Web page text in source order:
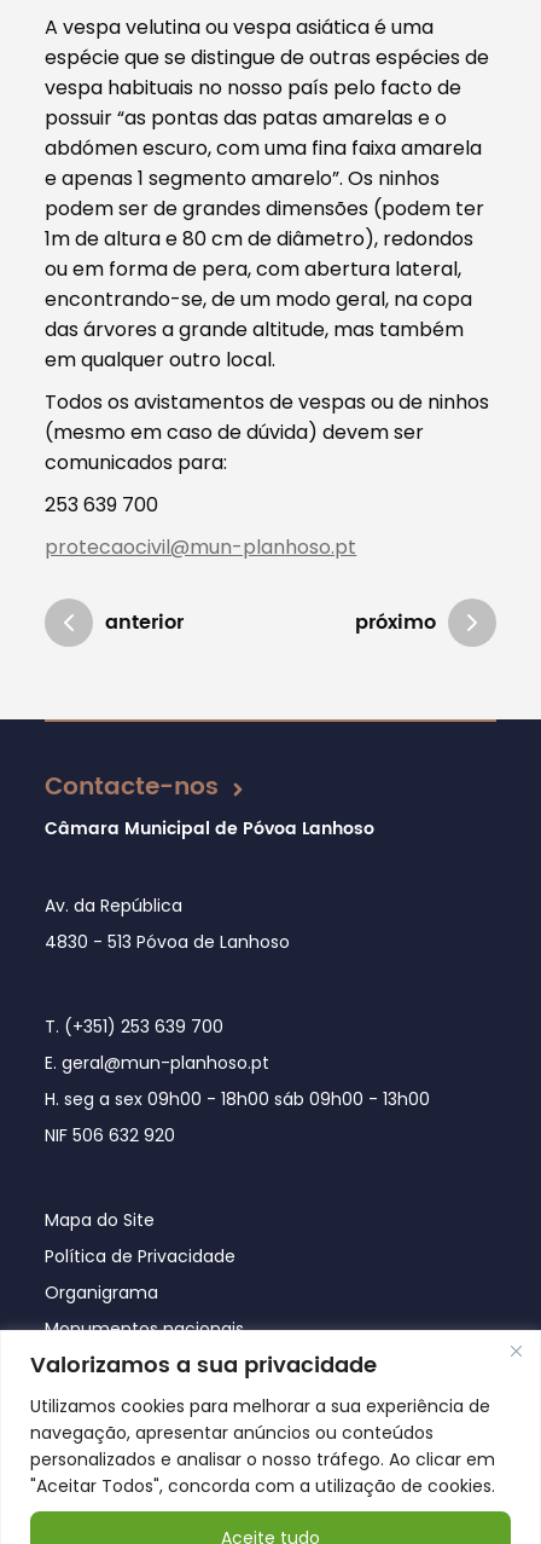
Valorizamos a sua privacidade
Utilizamos cookies para melhorar a sua experiência de
navegação, apresentar anúncios ou conteúdos
personalizados e analisar o nosso tráfego. Ao clicar em
"Aceitar Todos", concorda com a utilização de cookies.
Aceite tudo
A vespa velutina ou vespa asiática é uma
espécie que se distingue de outras espécies de
vespa habituais no nosso país pelo facto de
possuir “as pontas das patas amarelas e o
abdómen escuro, com uma fina faixa amarela
e apenas 1 segmento amarelo”. Os ninhos
podem ser de grandes dimensões (podem ter
1m de altura e 80 cm de diâmetro), redondos
ou em forma de pera, com abertura lateral,
encontrando-se, de um modo geral, na copa
das árvores a grande altitude, mas também
em qualquer outro local.
Todos os avistamentos de vespas ou de ninhos
(mesmo em caso de dúvida) devem ser
comunicados para:
253 639 700
protecaocivil@mun-planhoso.pt
anterior próximo
Atualizado em 12/07/2023
Contacte-nos
Câmara Municipal de Póvoa Lanhoso
Av. da República
4830 - 513 Póvoa de Lanhoso
T. (+351) 253 639 700
E. geral@mun-planhoso.pt
H. seg a sex 09h00 - 18h00 sáb 09h00 - 13h00
NIF 506 632 920
Mapa do Site
Política de Privacidade
Organigrama
Monumentos nacionais